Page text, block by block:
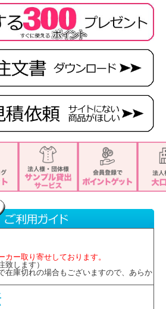
期後日連絡
カー取り寄せしております。
致します）
在庫切れの場合もございますので、あらか